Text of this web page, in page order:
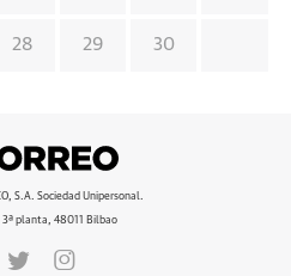
28 29 30
S.A. Sociedad Unipersonal.
3ª planta, 48011 Bilbao